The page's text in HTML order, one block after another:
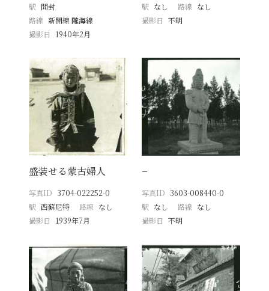
駅 開封
路線 新開線 隴海線
撮影日
1940年2月
駅 なし 路線 なし
撮影日 不明
盛装せる蒙古婦人
写真ID 3704-022252-0
駅 西蘇尼特 路線 なし
撮影日
1939年7月
−
写真ID 3603-008440-0
駅 なし 路線 なし
撮影日 不明